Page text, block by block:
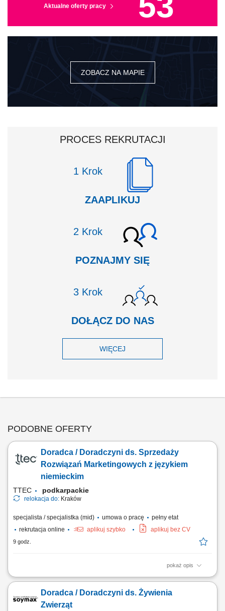
Aktualne oferty pracy
ZOBACZ NA MAPIE
PROCES REKRUTACJI
Krok
ZAAPLIKUJ
Krok
POZNAJMY SIĘ
Krok
DOŁĄCZ DO NAS
WIĘCEJ
PODOBNE OFERTY
Doradca / Doradczyni ds. Sprzedaży
Rozwiązań Marketingowych z językiem
niemieckim
TTEC podkarpackie
relokacja do: Kraków
specjalista / specjalistka (mid) umowa o pracę
pełny etat
rekrutacja online
aplikuj szybko aplikuj bez CV
9 godz.
pokaż opis
Opis stanowiska prowadzenie konsultacji z klientami i rozwijanie
zwiększających skuteczność kampanii reklamowych, analizowanie
wyników marketingowych oraz proponowanie nowych możliwości
Doradca / Doradczyni ds. Żywienia
Zwierząt